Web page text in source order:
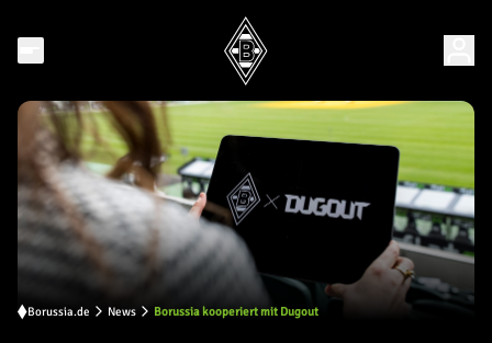
Borussia.de News Borussia kooperiert mit Dugout